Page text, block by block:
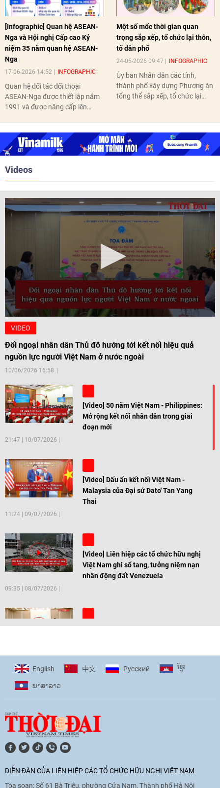
[Infographic] Quan hệ ASEAN-
Nga và Hội nghị Cấp cao Kỷ
niệm 35 năm quan hệ ASEAN-
Nga
17-06-2026 14:52 INFOGRAPHIC
Quan hệ đối tác đối thoại
ASEAN-Nga được thiết lập năm
1991 và được nâng cấp lên
nghị Cấp cao vào các năm 2005,
2010, 2016, 2018, 2021.
Một số mốc thời gian quan
trọng sắp xếp, tổ chức lại thôn,
tổ dân phố
24-05-2026 09:47 INFOGRAPHIC
Ủy ban Nhân dân các tỉnh,
thành phố xây dựng Phương án
tổng thể sắp xếp, tổ chức lại
Videos
VIDEO
Đối ngoại nhân dân Thủ đô hướng tới kết nối hiệu quả
nguồn lực người Việt Nam ở nước ngoài
10/06/2026 16:58
[Video] 50 năm Việt Nam - Philippines:
Mở rộng kết nối nhân dân trong giai
đoạn mới
21:47 10/07/2026
[Video] Dấu ấn kết nối Việt Nam -
Malaysia của Đại sứ Dato' Tan Yang
Thai
11:24 09/07/2026
[Video] Liên hiệp các tổ chức hữu nghị
Việt Nam ghi sổ tang, tưởng niệm nạn
nhân động đất Venezuela
09:35 08/07/2026
[Video] Trẻ em Đông Á cùng kiến tạo
11:10|17/06/2026
hòa bình, hữu nghị giữa các dân tộc"
cho Đại sứ Hungary tại Việt Nam
English 中文 Pусский ខ្មែរ
ພາ​ສາ​ລາວ
DIỄN ĐÀN CỦA LIÊN HIỆP CÁC TỔ CHỨC HỮU NGHỊ VIỆT NAM
Tòa soạn: Số 61 Bà Triệu, phường Cửa Nam, Thành phố Hà Nội